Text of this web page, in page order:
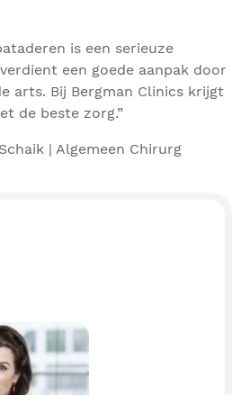
is een serieuze
een goede aanpak door
arts. Bij Bergman Clinics krijgt
de beste zorg.”
| Algemeen Chirurg